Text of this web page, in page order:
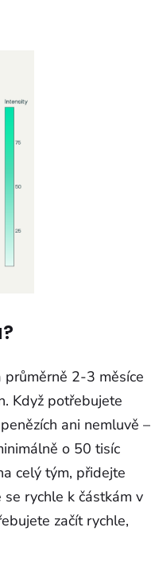
2-3 měsíce
Když potřebujete
ani nemluvě –
o 50 tisíc
celý tým, přidejte
rychle k částkám v
začít rychle,